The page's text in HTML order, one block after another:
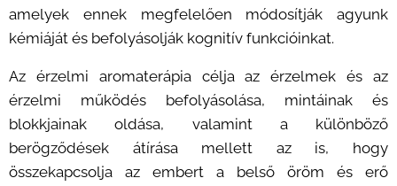
amelyek ennek megfelelően módosítják agyunk
kémiáját és befolyásolják kognitív funkcióinkat.
Az érzelmi aromaterápia célja az érzelmek és az
érzelmi működés befolyásolása, mintáinak és
blokkjainak oldása, valamint a különböző
berögződések átírása mellett az is, hogy
összekapcsolja az embert a belső öröm és erő